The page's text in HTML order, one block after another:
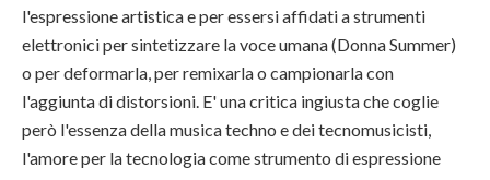
l'espressione artistica e per essersi affidati a strumenti
elettronici per sintetizzare la voce umana (Donna Summer)
o per deformarla, per remixarla o campionarla con
l'aggiunta di distorsioni. E' una critica ingiusta che coglie
però l'essenza della musica techno e dei tecnomusicisti,
l'amore per la tecnologia come strumento di espressione